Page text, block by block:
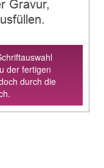
Gravur,
der fertigen
durch die